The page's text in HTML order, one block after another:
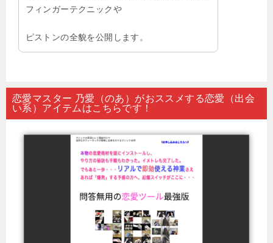
フィンガーテクニックや
ピストンの全貌を公開します。
恋愛マスター 乃愛（のあ）がおススメする恋愛（出会
い系）アイテムはこちらです！